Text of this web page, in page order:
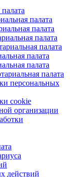
палата
палата
палата
палата
палата
палата
палата
персональных
cookie
организации
действий